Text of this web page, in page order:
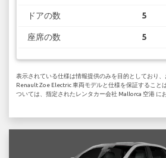
ドアの数 5
座席の数 5
表示されている仕様は情報提供のみを目的としており
Renault Zoe Electric 車両モデルと仕様を保証すること
ついては、指定されたレンタカー会社 Mallorca 空港 に